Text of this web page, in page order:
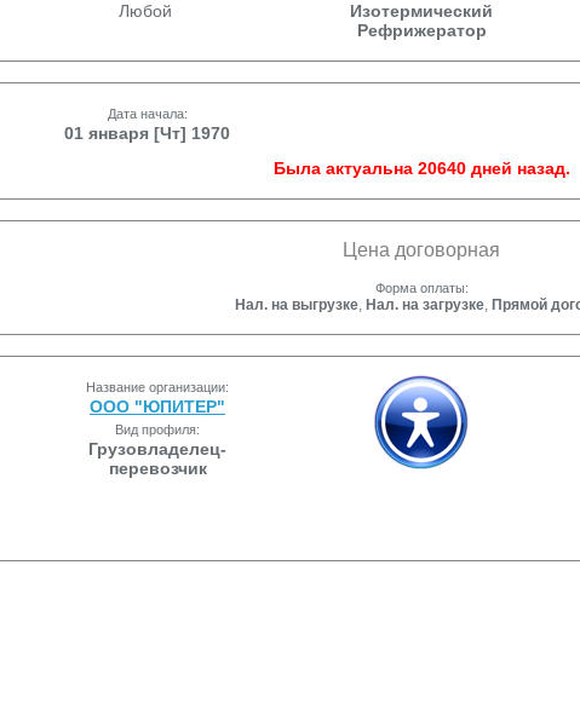
Любой
Изотермический
Рефрижератор
Дата начала:
01 января [Чт] 1970
Была актуальна 20640 дней назад.
Цена договорная
Форма оплаты:
Нал. на выгрузке, Нал. на загрузке, Прямой
Название организации:
ООО "ЮПИТЕР"
Вид профиля:
Грузовладелец-
перевозчик